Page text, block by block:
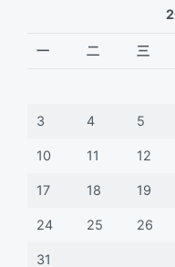
一 二 三
3 4 5
10 11 12
17 18 19
24 25 26
31